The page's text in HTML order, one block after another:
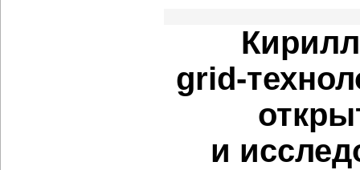
grid-
и